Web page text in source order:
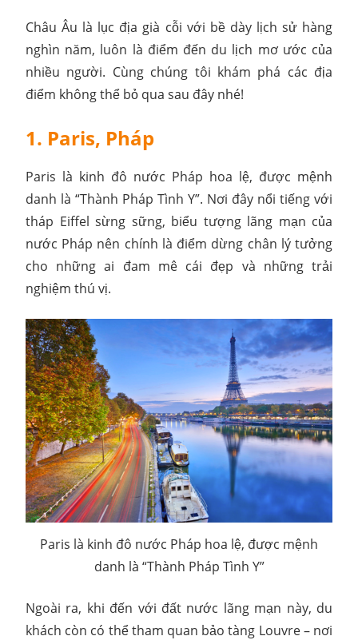
Châu Âu là lục địa già cỗi với bề dày lịch sử hàng
nghìn năm, luôn là điểm đến du lịch mơ ước của
nhiều người. Cùng chúng tôi khám phá các địa
điểm không thể bỏ qua sau đây nhé!
1. Paris, Pháp
Paris là kinh đô nước Pháp hoa lệ, được mệnh
danh là “Thành Pháp Tình Y”. Nơi đây nổi tiếng với
tháp Eiffel sừng sững, biểu tượng lãng mạn của
nước Pháp nên chính là điểm dừng chân lý tưởng
cho những ai đam mê cái đẹp và những trải
nghiệm thú vị.
Paris là kinh đô nước Pháp hoa lệ, được mệnh
danh là “Thành Pháp Tình Y”
Ngoài ra, khi đến với đất nước lãng mạn này, du
khách còn có thể tham quan bảo tàng Louvre – nơi